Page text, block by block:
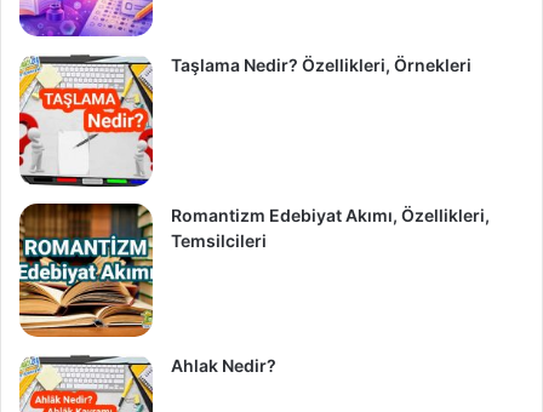
Taşlama Nedir? Özellikleri, Örnekleri
Romantizm Edebiyat Akımı, Özellikleri,
Temsilcileri
Ahlak Nedir?